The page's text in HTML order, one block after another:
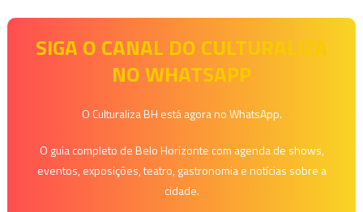
SIGA O CANAL DO CULTURALIZA
NO WHATSAPP
O Culturaliza BH está agora no WhatsApp.
O guia completo de Belo Horizonte com agenda de shows,
eventos, exposições, teatro, gastronomia e notícias sobre a
cidade.